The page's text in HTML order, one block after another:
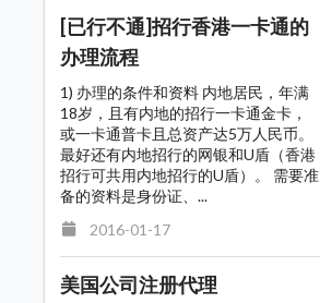
[已行不通]招行香港一卡通的
办理流程
1) 办理的条件和资料 内地居民，年满
18岁，且有内地的招行一卡通金卡，
或一卡通普卡且总资产达5万人民币。
最好还有内地招行的网银和U盾（香港
招行可共用内地招行的U盾）。 需要准
备的资料是身份证、...
2016-01-17
美国公司注册代理